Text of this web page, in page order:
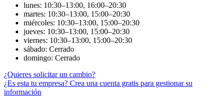
lunes: 10:30–13:00, 16:00–20:30
martes: 10:30–13:00, 15:00–20:30
miércoles: 10:30–13:00, 15:00–20:30
jueves: 10:30–13:00, 15:00–20:30
viernes: 10:30–13:00, 15:00–20:30
sábado: Cerrado
domingo: Cerrado
¿Quieres solicitar un cambio?
¿Es esta tu empresa? Crea una cuenta gratis para gestionar su
información